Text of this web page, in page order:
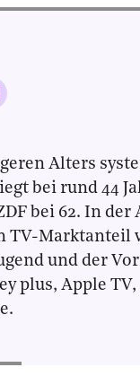
Alters
bei rund 44
bei 62. In der
TV-Marktanteil
und der
plus, Apple TV,